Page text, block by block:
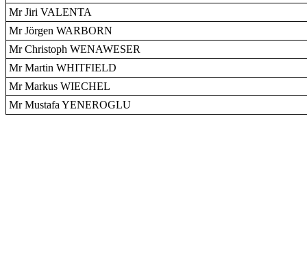
Mr Jiri VALENTA
Mr Jörgen WARBORN
Mr Christoph WENAWESER
Mr Martin WHITFIELD
Mr Markus WIECHEL
Mr Mustafa YENEROGLU